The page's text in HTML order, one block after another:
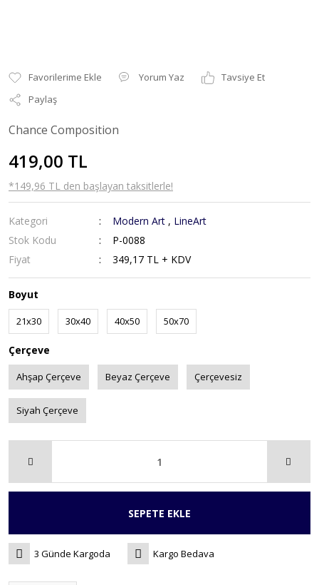
Yorum Yaz
Tavsiye Et
Paylaş
Chance Composition
419,00 TL
*149,96 TL den başlayan taksitlerle!
Kategori Modern Art , LineArt
Stok Kodu
P-0088
Fiyat
349,17 TL + KDV
Boyut
21x30 30x40 40x50 50x70
Çerçeve
Ahşap Çerçeve Beyaz Çerçeve Çerçevesiz
Siyah Çerçeve
SEPETE EKLE
3 Günde Kargoda Kargo Bedava